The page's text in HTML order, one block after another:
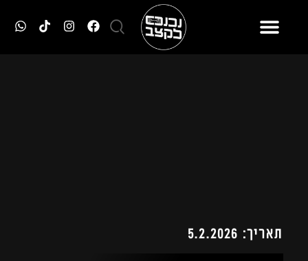
תאריך: 5.2.2026